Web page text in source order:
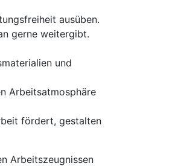
ausüben.
gerne weitergibt.
und
Arbeitsatmosphäre
fördert, gestalten
Arbeitszeugnissen